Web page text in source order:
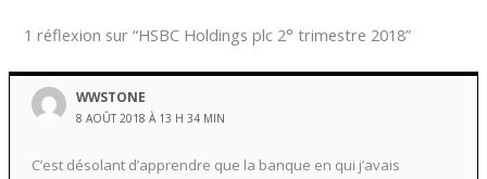
1 réflexion sur “HSBC Holdings plc 2° trimestre 2018”
WWSTONE
8 AOÛT 2018 À 13 H 34 MIN
C’est désolant d’apprendre que la banque en qui j’avais